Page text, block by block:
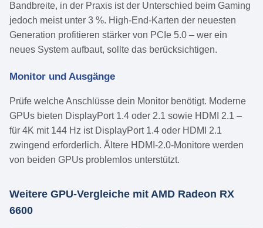
Bandbreite, in der Praxis ist der Unterschied beim Gaming
jedoch meist unter 3 %. High-End-Karten der neuesten
Generation profitieren stärker von PCIe 5.0 – wer ein
neues System aufbaut, sollte das berücksichtigen.
Monitor und Ausgänge
Prüfe welche Anschlüsse dein Monitor benötigt. Moderne
GPUs bieten DisplayPort 1.4 oder 2.1 sowie HDMI 2.1 –
für 4K mit 144 Hz ist DisplayPort 1.4 oder HDMI 2.1
zwingend erforderlich. Ältere HDMI-2.0-Monitore werden
von beiden GPUs problemlos unterstützt.
Weitere GPU-Vergleiche mit AMD Radeon RX
6600